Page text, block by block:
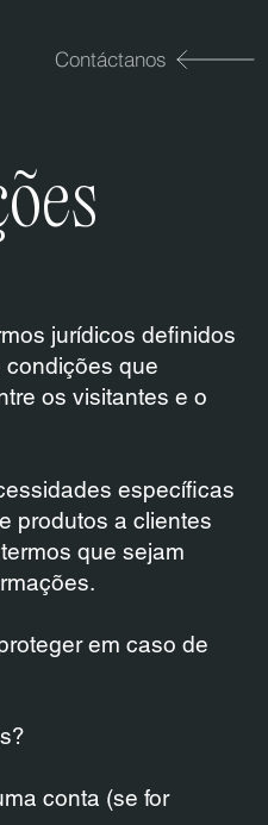
Contáctanos
jurídicos definidos
condições que
os visitantes e o
específicas
produtos a clientes
que sejam
em caso de
conta (se for